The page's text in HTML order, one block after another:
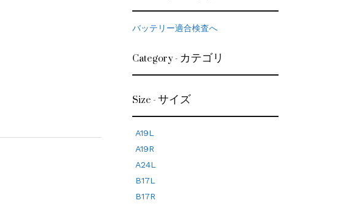
バッテリー適合検査へ
Category - カテゴリ
Size - サイズ
A19L
A19R
A24L
B17L
B17R